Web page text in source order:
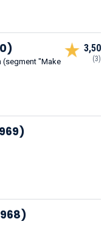
(segment "Make
3,50
(3)